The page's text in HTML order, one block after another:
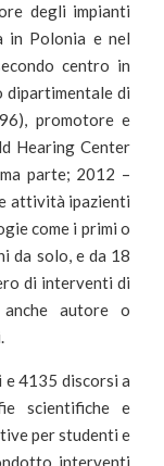
degli impianti
in Polonia e nel
centro in
dipartimentale di
promotore e
Hearing Center
parte; 2012 –
attività ipazienti
come i primi o
da solo, e da 18
di interventi di
anche autore o
4135 discorsi a
scientifiche e
per studenti e
interventi